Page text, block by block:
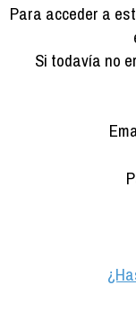
Compañeros de viaje
Info viajeros
Para acceder a
Si todavía no